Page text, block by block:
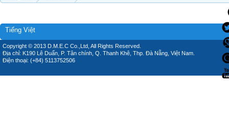
Tiếng Việt
Copyright © 2013 D.M.E.C Co.,Ltd, All Rights Reserved.
Địa chỉ: K190 Lê Duẩn, P. Tân chính, Q. Thanh Khê, Thp. Đà Nẵng, Việt Nam.
Điện thoại: (+84) 5113752506